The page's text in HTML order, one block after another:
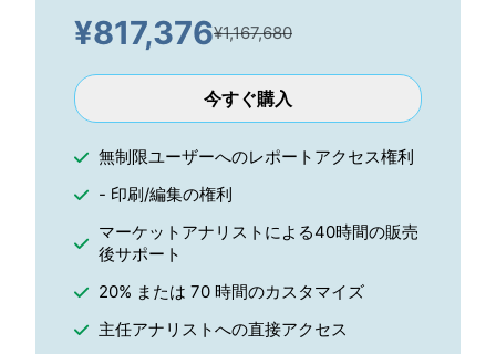
¥817,376¥1,167,680
今すぐ購入
無制限ユーザーへのレポートアクセス権利
- 印刷/編集の権利
マーケットアナリストによる40時間の販売
後サポート
20% または 70 時間のカスタマイズ
主任アナリストへの直接アクセス